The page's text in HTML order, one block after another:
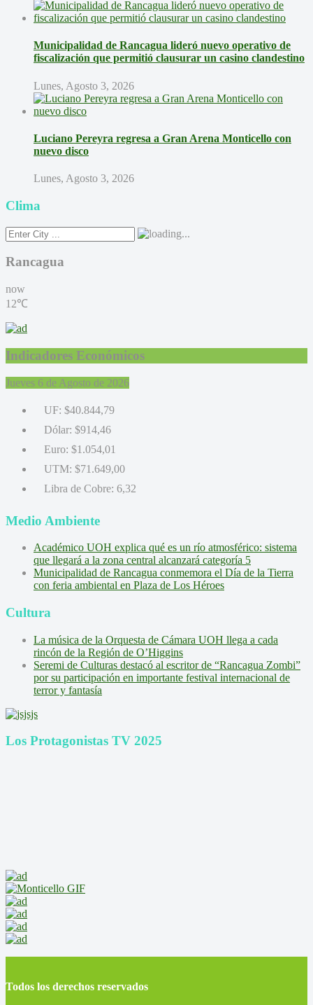
Municipalidad de Rancagua lideró nuevo operativo de
fiscalización que permitió clausurar un casino clandestino
Lunes, Agosto 3, 2026
Luciano Pereyra regresa a Gran Arena Monticello con
nuevo disco
Lunes, Agosto 3, 2026
Clima
Rancagua
now
12℃
Indicadores Económicos
Jueves 6 de Agosto de 2026
UF: $40.844,79
Dólar: $914,46
Euro: $1.054,01
UTM: $71.649,00
Libra de Cobre: 6,32
Medio Ambiente
Académico UOH explica qué es un río atmosférico: sistema
que llegará a la zona central alcanzará categoría 5
Municipalidad de Rancagua conmemora el Día de la Tierra
con feria ambiental en Plaza de Los Héroes
Cultura
La música de la Orquesta de Cámara UOH llega a cada
rincón de la Región de O’Higgins
Seremi de Culturas destacó al escritor de “Rancagua Zombi”
por su participación en importante festival internacional de
terror y fantasía
Los Protagonistas TV 2025
Todos los derechos reservados